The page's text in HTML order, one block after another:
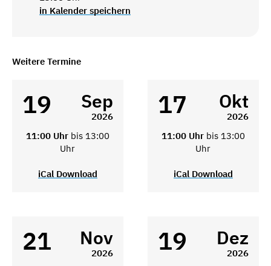
in Kalender speichern
Weitere Termine
19 Sep
2026
11:00 Uhr bis 13:00
Uhr
iCal Download
17 Okt
2026
11:00 Uhr bis 13:00
Uhr
iCal Download
21 Nov
2026
19 Dez
2026